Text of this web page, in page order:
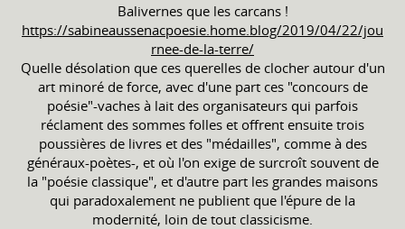
Balivernes que les carcans !
https://sabineaussenacpoesie.home.blog/2019/04/22/jou
rnee-de-la-terre/
Quelle désolation que ces querelles de clocher autour d'un
art minoré de force, avec d'une part ces "concours de
poésie"-vaches à lait des organisateurs qui parfois
réclament des sommes folles et offrent ensuite trois
poussières de livres et des "médailles", comme à des
généraux-poètes-, et où l'on exige de surcroît souvent de
la "poésie classique", et d'autre part les grandes maisons
qui paradoxalement ne publient que l'épure de la
modernité, loin de tout classicisme.